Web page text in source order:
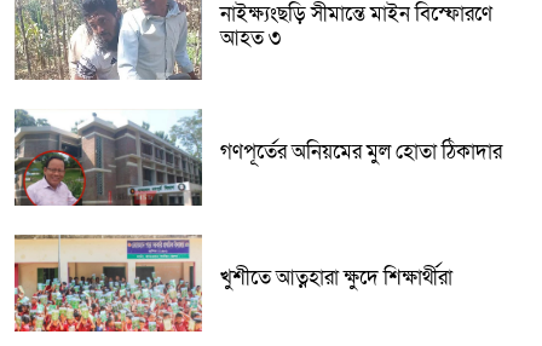
নাইক্ষ্যংছড়ি সীমান্তে মাইন বিস্ফোরণে
আহত ৩
গণপূর্তের অনিয়মের মুল হোতা ঠিকাদার
খুশীতে আত্নহারা ক্ষুদে শিক্ষার্থীরা